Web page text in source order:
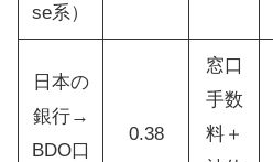
se系）
日本の
銀行→
BDO口
0.38
窓口
手数
料＋